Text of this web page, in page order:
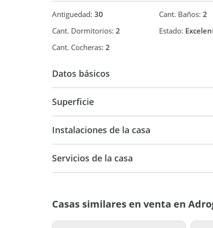
Antiguedad: 30 Cant. Baños: 2
Cant. Dormitorios: 2 Estado:
Cant. Cocheras: 2
Datos básicos
Superficie
Instalaciones de la casa
Servicios de la casa
Casas similares en venta en